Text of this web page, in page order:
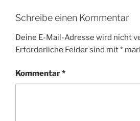
Schreibe einen Kommentar
Deine E-Mail-Adresse wird nicht
Erforderliche Felder sind mit*
Kommentar*